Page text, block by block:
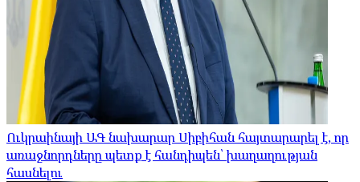
Ուկրաինայի ԱԳ նախարար Սիբիհան հայտարարել է, որ
առաջնորդները պետք է հանդիպեն՝ խաղաղության
հասնելու